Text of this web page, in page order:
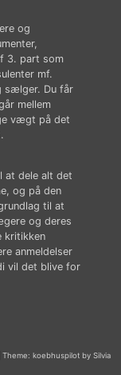
og
3. part som
mf.
sælger. Du får
mellem
vægt på det
at dele alt det
og på den
til at
og deres
kritikken
anmeldelser
vil det blive for
Theme: koebhuspilot by Silvia